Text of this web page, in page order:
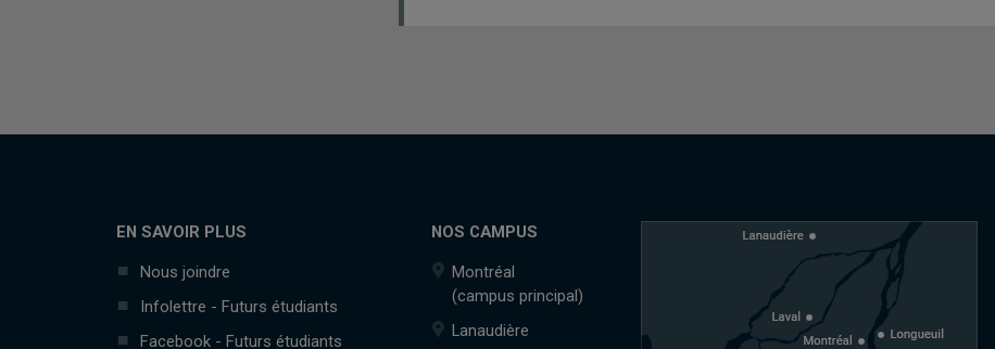
EN SAVOIR PLUS
Nous joindre
Infolettre - Futurs étudiants
Facebook - Futurs étudiants
NOS CAMPUS
Montréal
(campus principal)
Lanaudière